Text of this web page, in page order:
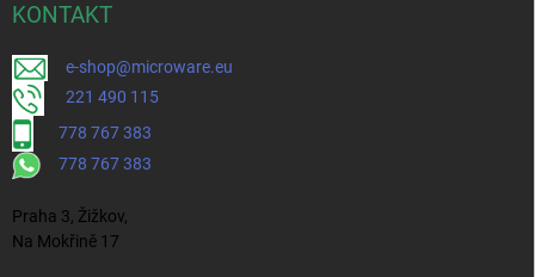
KONTAKT
e-shop@microware.eu
221 490 115
778 767 383
778 767 383
Praha 3, Žižkov,
Na Mokřině 17